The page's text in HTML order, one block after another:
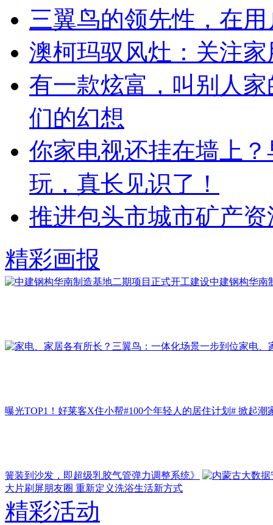
三翼鸟的领先性，在
澳柯玛驭风灶：关注
有一款炫富，叫别人
们的幻想
你家电视还挂在墙上
玩，真长见识了！
推进包头市城市矿产
精彩画报
中建钢构华南
家电、
曝光TOP1！好莱客X住小帮#100个年轻人的居住计划# 掀起潮
簧装到沙发，即超级乳胶气管弹力调整系统》
大片刷屏朋友圈 重新定义洗浴生活新方式
精彩活动